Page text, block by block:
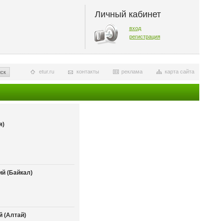
Личный кабинет
вход
регистрация
карта сайта
реклама
контакты
etur.ru
(Байкал)
(Алтай)